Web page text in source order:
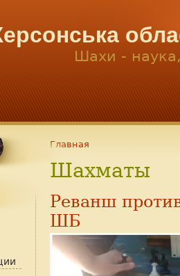
Шахи -
Главная
Шахматы
Реванш
ШБ